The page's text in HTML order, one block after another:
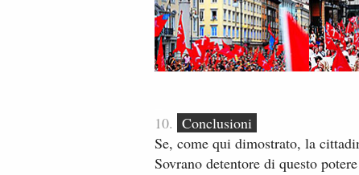
10. Conclusioni
Se, come qui ​​dimostrato, la
Sovrano detentore di questo